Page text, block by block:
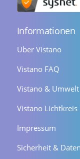
Informationen
Über Vistano
Vistano FAQ
Vistano & Umwelt
Vistano Lichtkreis
Impressum
Sicherheit &